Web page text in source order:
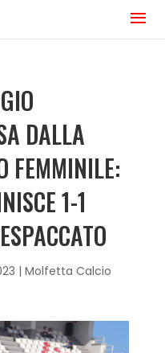
DALLA
FEMMINILE:
1-1
| Molfetta Calcio